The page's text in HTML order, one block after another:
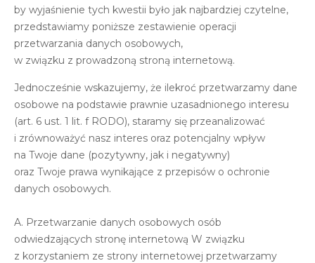
by wyjaśnienie tych kwestii było jak najbardziej czytelne,
przedstawiamy poniższe zestawienie operacji
przetwarzania danych osobowych,
w związku z prowadzoną stroną internetową.
Jednocześnie wskazujemy, że ilekroć przetwarzamy dane
osobowe na podstawie prawnie uzasadnionego interesu
(art. 6 ust. 1 lit. f RODO), staramy się przeanalizować
i zrównoważyć nasz interes oraz potencjalny wpływ
na Twoje dane (pozytywny, jak i negatywny)
oraz Twoje prawa wynikające z przepisów o ochronie
danych osobowych.
A. Przetwarzanie danych osobowych osób
odwiedzających stronę internetową W związku
z korzystaniem ze strony internetowej przetwarzamy